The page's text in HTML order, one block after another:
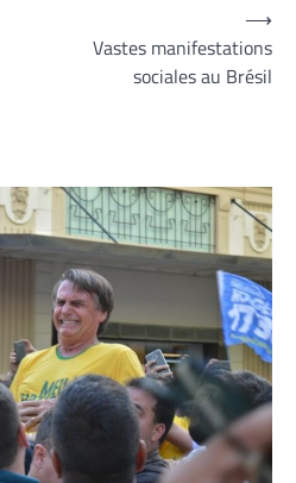
Vastes manifestations
sociales au Brésil
⟶